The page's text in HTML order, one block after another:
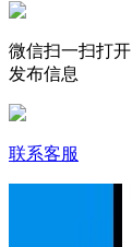
微信扫一扫打开
发布信息
联系客服